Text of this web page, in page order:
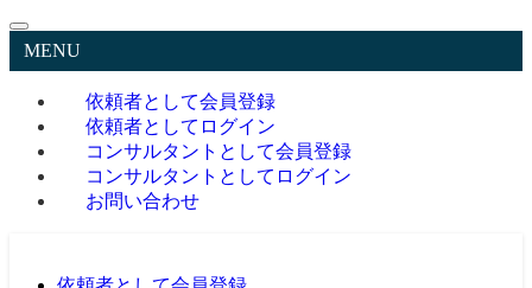
MENU
依頼者として会員登録
依頼者としてログイン
コンサルタントとして会員登録
コンサルタントとしてログイン
お問い合わせ